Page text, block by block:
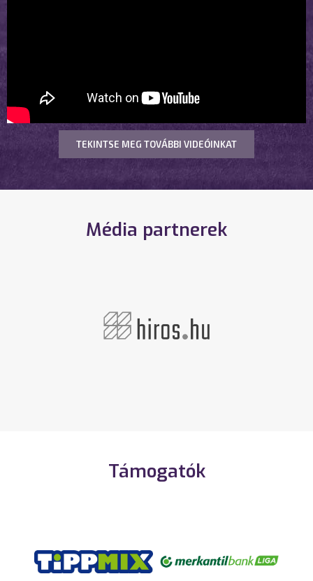
TEKINTSE MEG TOVÁBBI VIDEÓINKAT
Média partnerek
Támogatók